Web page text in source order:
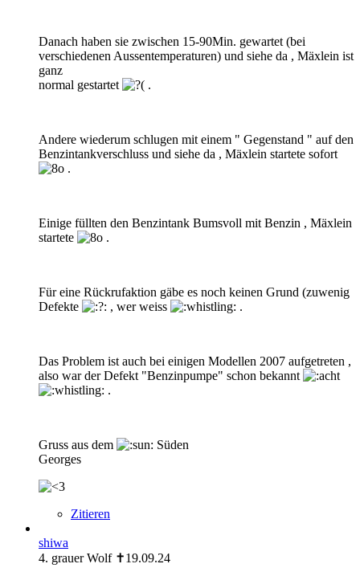
Danach haben sie zwischen 15-90Min. gewartet (bei
verschiedenen Aussentemperaturen) und siehe da , Mäxlein ist
ganz
normal gestartet
.
Andere wiederum schlugen mit einem " Gegenstand " auf den
Benzintankverschluss und siehe da , Mäxlein startete sofort
.
Einige füllten den Benzintank Bumsvoll mit Benzin , Mäxlein
startete
.
Für eine Rückrufaktion gäbe es noch keinen Grund (zuwenig
Defekte
, wer weiss .
Das Problem ist auch bei einigen Modellen 2007 aufgetreten ,
also war der Defekt "Benzinpumpe" schon bekannt
.
Gruss aus dem
Süden
Georges
Zitieren
shiwa
4. grauer Wolf ✝19.09.24